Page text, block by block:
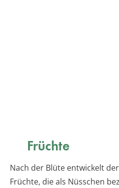
Früchte
Nach der Blüte entwickelt
Früchte, die als Nüsschen